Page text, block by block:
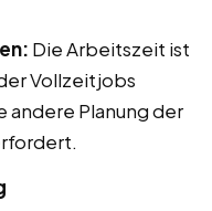
Die Arbeitszeit ist
Vollzeitjobs
andere Planung der